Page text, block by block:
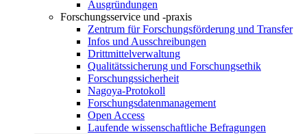
Ausgründungen
Forschungsservice und -praxis
Zentrum für Forschungsförderung und Transfer
Infos und Ausschreibungen
Drittmittelverwaltung
Qualitätssicherung und Forschungsethik
Forschungssicherheit
Nagoya-Protokoll
Forschungsdatenmanagement
Open Access
Laufende wissenschaftliche Befragungen